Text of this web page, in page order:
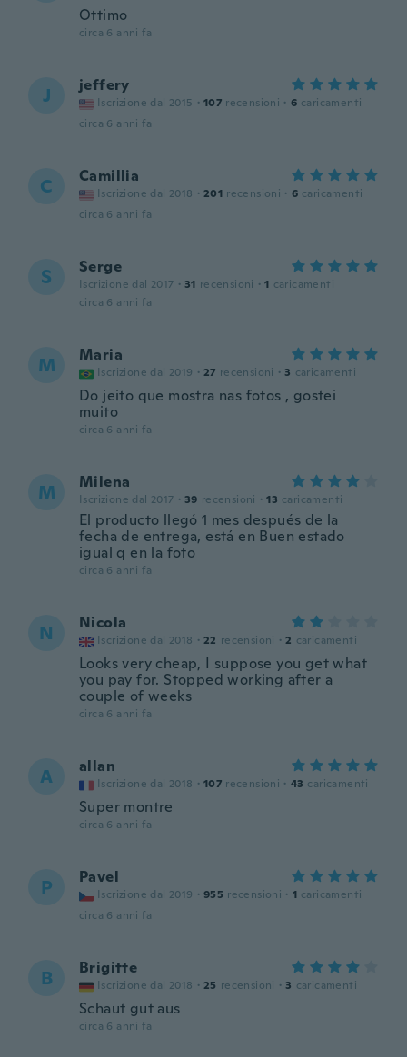
Ottimo
circa 6 anni fa
J jeffery
Iscrizione dal 2015 · 107 recensioni · 6 caricamenti
circa 6 anni fa
C Camillia
Iscrizione dal 2018 · 201 recensioni · 6 caricamenti
circa 6 anni fa
S Serge
Iscrizione dal 2017 · 31 recensioni · 1 caricamenti
circa 6 anni fa
M Maria
Iscrizione dal 2019 · 27 recensioni · 3 caricamenti
Do jeito que mostra nas fotos , gostei
muito
circa 6 anni fa
M Milena
Iscrizione dal 2017 · 39 recensioni · 13 caricamenti
El producto llegó 1 mes después de la
fecha de entrega, está en Buen estado
igual q en la foto
circa 6 anni fa
N Nicola
Iscrizione dal 2018 · 22 recensioni · 2 caricamenti
Looks very cheap, I suppose you get what
you pay for. Stopped working after a
couple of weeks
circa 6 anni fa
A allan
Iscrizione dal 2018 · 107 recensioni · 43 caricamenti
Super montre
circa 6 anni fa
P Pavel
Iscrizione dal 2019 · 955 recensioni · 1 caricamenti
circa 6 anni fa
B Brigitte
Iscrizione dal 2018 · 25 recensioni · 3 caricamenti
Schaut gut aus
circa 6 anni fa